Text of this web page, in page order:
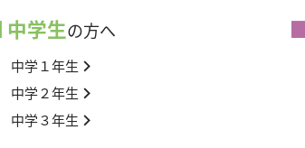
中学生の方へ
中学１年生
中学２年生
中学３年生